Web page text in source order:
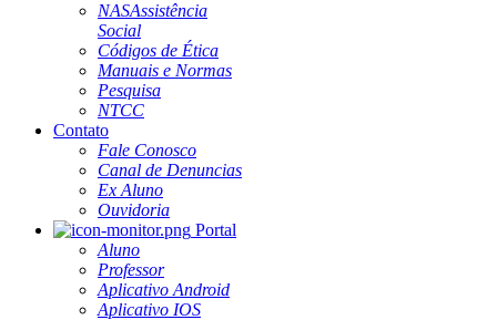
NASAssistência
Social
Códigos de Ética
Manuais e Normas
Pesquisa
NTCC
Contato
Fale Conosco
Canal de Denuncias
Ex Aluno
Ouvidoria
Portal
Aluno
Professor
Aplicativo Android
Aplicativo IOS